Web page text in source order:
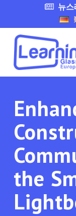
main
content
뉴스
the